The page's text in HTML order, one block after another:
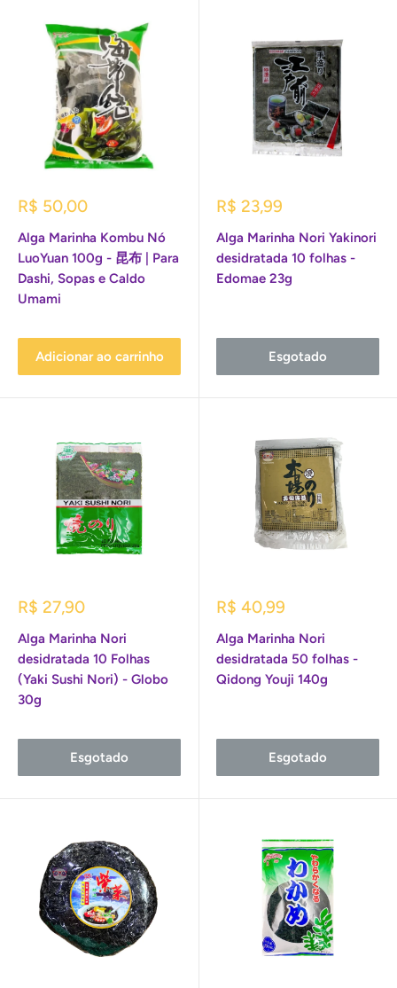
Preço
R$ 50,00
Alga Marinha Kombu Nó
LuoYuan 100g - 昆布 | Para
Dashi, Sopas e Caldo
Umami
Adicionar ao carrinho
Preço
R$ 23,99
Alga Marinha Nori Yakinori
desidratada 10 folhas -
Edomae 23g
Esgotado
Preço
R$ 27,90
Alga Marinha Nori
desidratada 10 Folhas
(Yaki Sushi Nori) - Globo
30g
Esgotado
Preço
R$ 40,99
Alga Marinha Nori
desidratada 50 folhas -
Qidong Youji 140g
Esgotado